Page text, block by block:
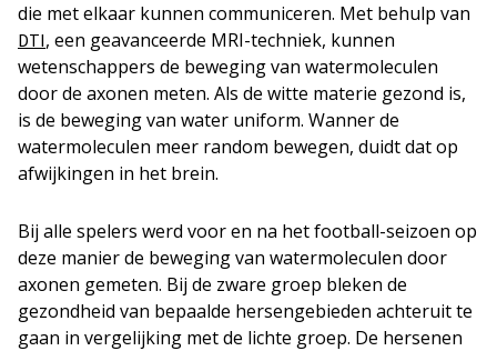
die met elkaar kunnen communiceren. Met behulp van
DTI, een geavanceerde MRI-techniek, kunnen
wetenschappers de beweging van watermoleculen
door de axonen meten. Als de witte materie gezond is,
is de beweging van water uniform. Wanner de
watermoleculen meer random bewegen, duidt dat op
afwijkingen in het brein.
Bij alle spelers werd voor en na het football-seizoen op
deze manier de beweging van watermoleculen door
axonen gemeten. Bij de zware groep bleken de
gezondheid van bepaalde hersengebieden achteruit te
gaan in vergelijking met de lichte groep. De hersenen